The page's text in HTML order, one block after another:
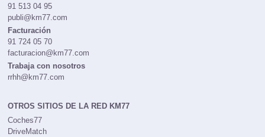
91 513 04 95
publi@km77.com
Facturación
91 724 05 70
facturacion@km77.com
Trabaja con nosotros
rrhh@km77.com
OTROS SITIOS DE LA RED KM77
Coches77
DriveMatch